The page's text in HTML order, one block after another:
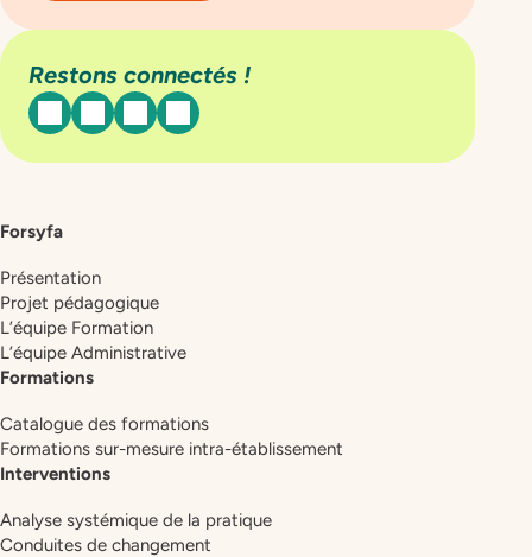
Restons connectés !
facebook
instagram
linkedinyoutube
Forsyfa
Présentation
Projet pédagogique
L’équipe Formation
L’équipe Administrative
Formations
Catalogue des formations
Formations sur-mesure intra-établissement
Interventions
Analyse systémique de la pratique
Conduites de changement